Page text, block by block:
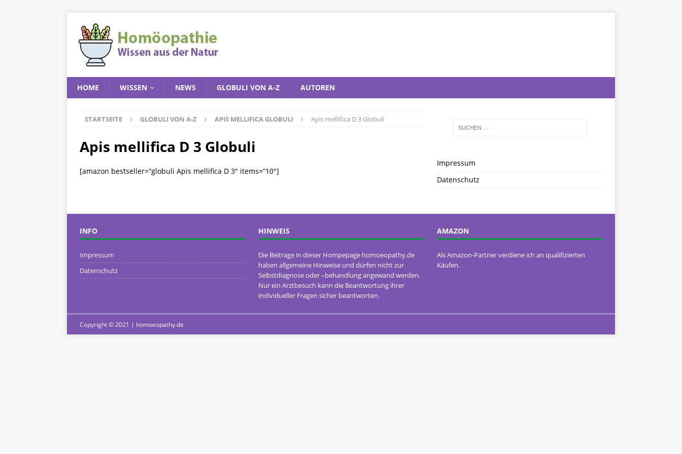
HOME WISSEN NEWS GLOBULI VON A-Z AUTOREN
STARTSEITE GLOBULI VON A-Z APIS MELLIFICA GLOBULI Apis mellifica D 3 Globuli
Apis mellifica D 3 Globuli
[amazon bestseller=“globuli Apis mellifica D 3″ items=“10″]
Impressum
Datenschutz
INFO
Impressum
Datenschutz
HINWEIS
Die Beiträge in dieser Hompepage homoeopathy.de
haben allgemeine Hinweise und dürfen nicht zur
Selbstdiagnose oder –behandlung angewand werden.
Nur ein Arztbesuch kann die Beantwortung ihrer
individueller Fragen sicher beantworten.
AMAZON
Als Amazon-Partner verdiene ich an qualifizierten
Käufen.
Copyright © 2021 | homoeopathy.de